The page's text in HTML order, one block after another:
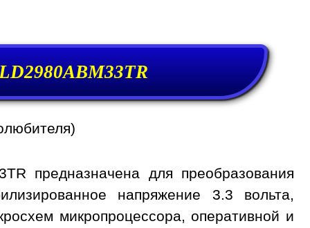
предназначена для преобразования
напряжение 3.3 вольта,
микропроцессора, оперативной и